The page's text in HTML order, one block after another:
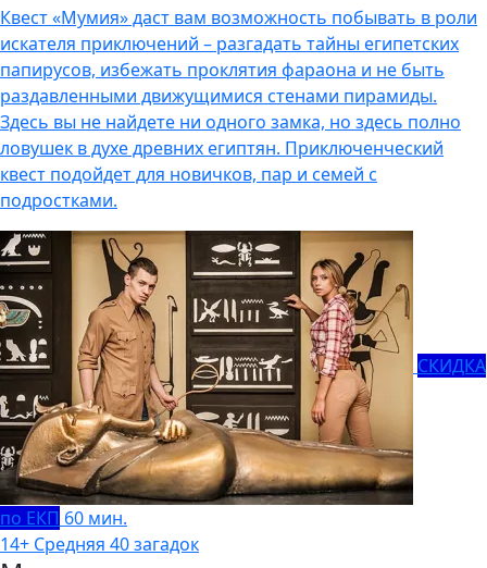
Квест «Мумия» даст вам возможность побывать в роли
искателя приключений – разгадать тайны египетских
папирусов, избежать проклятия фараона и не быть
раздавленными движущимися стенами пирамиды.
Здесь вы не найдете ни одного замка, но здесь полно
ловушек в духе древних египтян. Приключенческий
квест подойдет для новичков, пар и семей с
подростками.
СКИДКА
по ЕКП 60 мин.
14+ Средняя 40 загадок